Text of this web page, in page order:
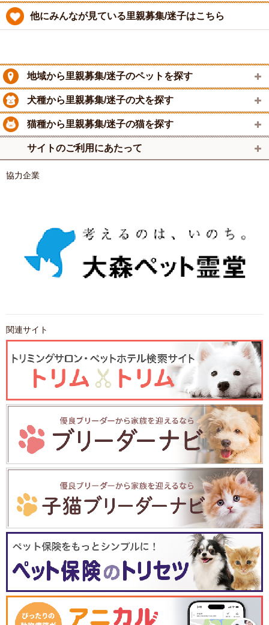
他にみんなが見ている里親募集/迷子はこちら
地域から里親募集/迷子のペットを探す
犬種から里親募集/迷子の犬を探す
猫種から里親募集/迷子の猫を探す
サイトのご利用にあたって
協力企業
関連サイト